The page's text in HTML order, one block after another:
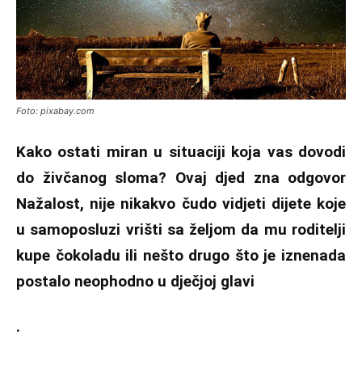
Foto: pixabay.com
Kako ostati miran u situaciji koja vas dovodi
do živčanog sloma? Ovaj djed zna odgovor
Nažalost, nije nikakvo čudo vidjeti dijete koje
u samoposluzi vrišti sa željom da mu roditelji
kupe čokoladu ili nešto drugo što je iznenada
postalo neophodno u dječjoj glavi
.